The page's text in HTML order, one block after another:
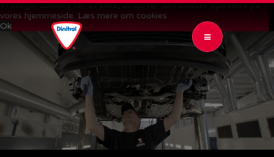
OPEN SUBMENU (RUSTBESKYTTELSE)
RUSTBESKYTTELSE
OPEN SUBMENU (KONTROL & GARANTI)
KONTROL & GARANTI
2
OPEN SUBMENU (PRISER)
PRISER
OPEN SUBMENU (NYHEDER)
NYHEDER
Vi bruger cookies for at sikre, at du får den bedste oplevelse på
vores hjemmeside. Læs mere om cookies
Ok